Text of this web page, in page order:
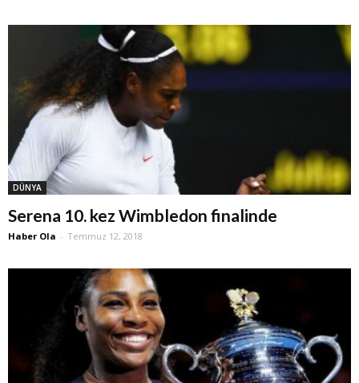
DÜNYA
Serena 10. kez Wimbledon finalinde
Haber Ola - Temmuz 12, 2018